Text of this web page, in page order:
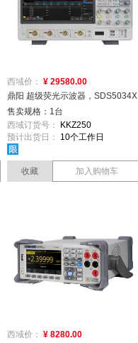
西域价： ¥ 29580.00
鼎阳 超级荧光示波器，SDS5034X
售卖规格：1台
西域订货号：
KKZ250
预计出货日：
10个工作日
收藏 加入购物车
西域价： ¥ 8280.00